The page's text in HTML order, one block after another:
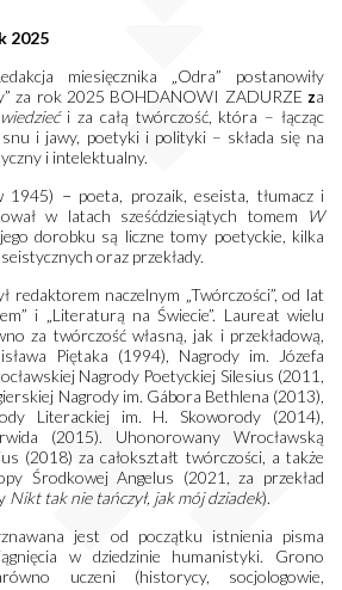
2025
miesięcznika „Odra” postanowiły
za rok 2025 BOHDANOWI ZADURZE za
i za całą twórczość, która – łącząc
i jawy, poetyki i polityki – składa się na
i intelektualny.
1945) − poeta, prozaik, eseista, tłumacz i
w latach sześćdziesiątych tomem
W
dorobku są liczne tomy poetyckie, kilka
oraz przekłady.
redaktorem naczelnym „Twórczości”, od lat
i „Literaturą na Świecie”. Laureat wielu
za twórczość własną, jak i przekładową,
Piętaka (1994), Nagrody im. Józefa
Nagrody Poetyckiej Silesius (2011,
Nagrody im. Gábora Bethlena (2013),
Literackiej im. H. Skoworody (2014),
(2015). Uhonorowany Wrocławską
(2018) za całokształt twórczości, a także
Środkowej Angelus (2021, za przekład
Nikt tak nie tańczył, jak mój dziadek).
jest od początku istnienia pisma
w dziedzinie humanistyki. Grono
uczeni (historycy, socjologowie,